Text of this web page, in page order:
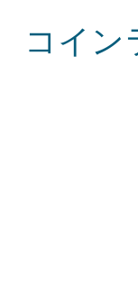
コイン